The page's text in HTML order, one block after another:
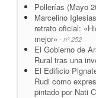
Pollerías (Mayo
Marcelino
retrato oficial:
mejor» - nº 252
El Gobierno de
Rural tras una
El Edificio
Rudi como
pintado por Nati